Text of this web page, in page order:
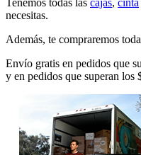
Tenemos todas las cajas, cinta
necesitas.
Además, te compraremos
Envío gratis en pedidos que
y en pedidos que superan los